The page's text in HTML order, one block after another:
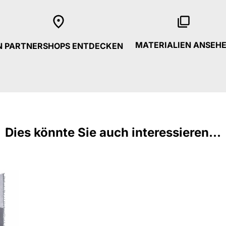
PARTNERSHOPS ENTDECKEN MATERIALIEN
Dies könnte Sie auch interessieren...